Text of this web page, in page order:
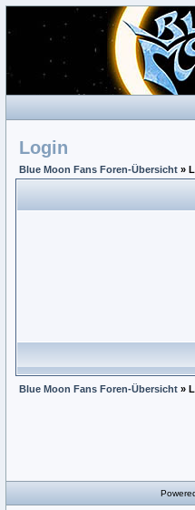
Login
Blue Moon Fans Foren-Übersicht »
Blue Moon Fans Foren-Übersicht »